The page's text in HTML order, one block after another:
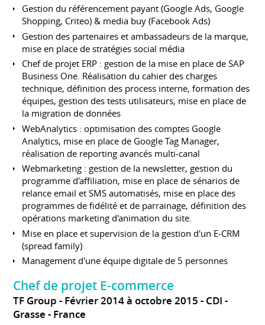
Gestion du référencement payant (Google Ads, Google
Shopping, Criteo) & media buy (Facebook Ads)
Gestion des partenaires et ambassadeurs de la marque,
mise en place de stratégies social média
Chef de projet ERP : gestion de la mise en place de SAP
Business One. Réalisation du cahier des charges
technique, définition des process interne, formation des
équipes, gestion des tests utilisateurs, mise en place de
la migration de données
WebAnalytics : optimisation des comptes Google
Analytics, mise en place de Google Tag Manager,
réalisation de reporting avancés multi-canal
Webmarketing : gestion de la newsletter, gestion du
programme d'affiliation, mise en place de sénarios de
relance email et SMS automatisés, mise en place des
programmes de fidélité et de parrainage, définition des
opérations marketing d'animation du site.
Mise en place et supervision de la gestion d'un E-CRM
(spread family)
Management d'une équipe digitale de 5 personnes
Chef de projet E-commerce
TF Group Février 2014 à octobre 2015 CDI
Grasse
France